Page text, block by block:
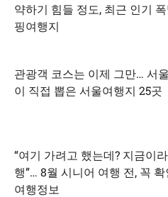
약하기 힘들 정도, 최근 인기
핑여행지
관광객 코스는 이제 그만… 서
이 직접 뽑은 서울여행지 25곳
“여기 가려고 했는데? 지금이
행”… 8월 시니어 여행 전, 꼭
여행정보